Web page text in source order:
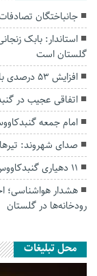
جانباختگان تصادفات
گلستان است
افزایش ۵۳ درصدی بارندگی‌ها در گلستان
اتفاقی عجیب در‌
امام جمعه
صدای شهروند:
۱۱ دهیاری گنبدکاووس به شبکه حفاظت مردمی منابع طبیعی پیوستند
هشدار هواشناسی؛
رودخانه‌ها در گلستان
محل تبلیغات